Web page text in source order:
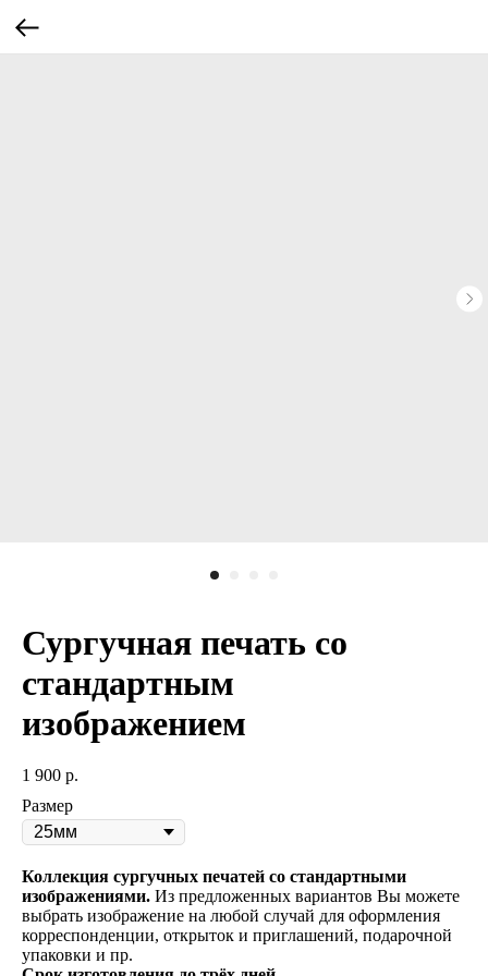
Сургучная печать со
стандартным
изображением
1 900 р.
Размер
Коллекция сургучных печатей со стандартными
изображениями. Из предложенных вариантов Вы можете
выбрать изображение на любой случай для оформления
корреспонденции, открыток и приглашений, подарочной
упаковки и пр.